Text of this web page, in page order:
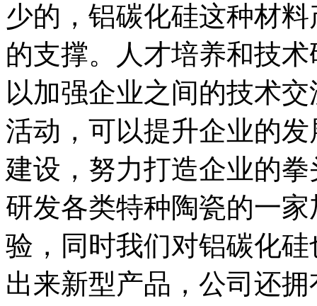
少的，铝碳化硅这种材
的支撑。人才培养和技
以加强企业之间的技术
活动，可以提升企业的
建设，努力打造企业的
研发各类特种陶瓷的一
验，同时我们对铝碳化
出来新型产品，公司还